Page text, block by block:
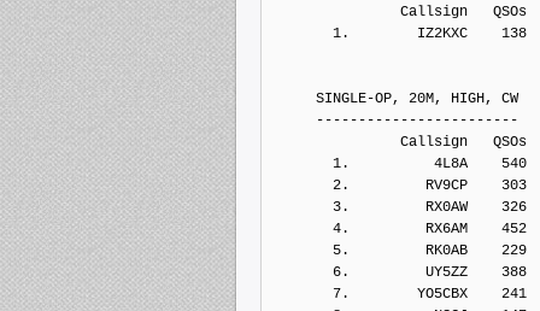
Callsign   QSOs  Points
1.        IZ2KXC    138
SINGLE-OP, 20M, HIGH, CW
------------------------
Callsign   QSOs  Points
1.          4L8A    540
2.         RV9CP    303
3.         RX0AW    326
4.         RX6AM    452
5.         RK0AB    229
6.         UY5ZZ    388
7.        YO5CBX    241